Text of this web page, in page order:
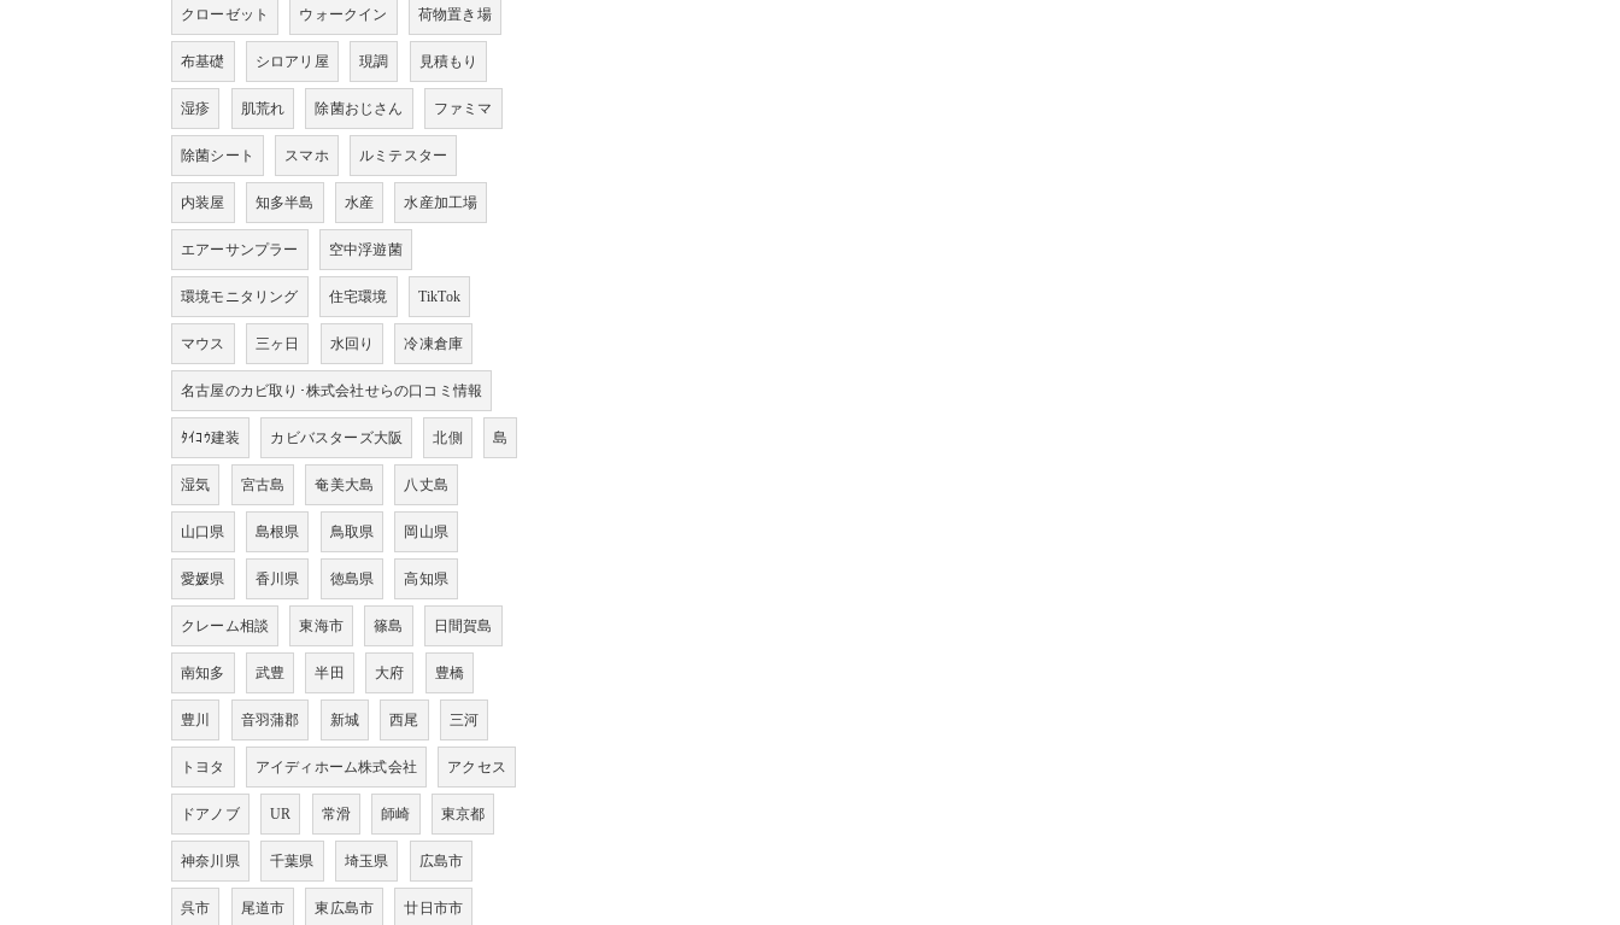
クローゼット ウォークイン 荷物置き場
布基礎 シロアリ屋 現調 見積もり
湿疹 肌荒れ 除菌おじさん ファミマ
除菌シート スマホ ルミテスター
内装屋 知多半島 水産 水産加工場
エアーサンプラー 空中浮遊菌
環境モニタリング 住宅環境 TikTok
マウス 三ヶ日 水回り 冷凍倉庫
名古屋のカビ取り･株式会社せらの口コミ情報
ﾀｲｺｳ建装 カビバスターズ大阪 北側 島
湿気 宮古島 奄美大島 八丈島
山口県 島根県 鳥取県 岡山県
愛媛県 香川県 徳島県 高知県
クレーム相談 東海市 篠島 日間賀島
南知多 武豊 半田 大府 豊橋
豊川 音羽蒲郡 新城 西尾 三河
トヨタ アイディホーム株式会社 アクセス
ドアノブ UR 常滑 師崎 東京都
神奈川県 千葉県 埼玉県 広島市
呉市 尾道市 東広島市 廿日市市